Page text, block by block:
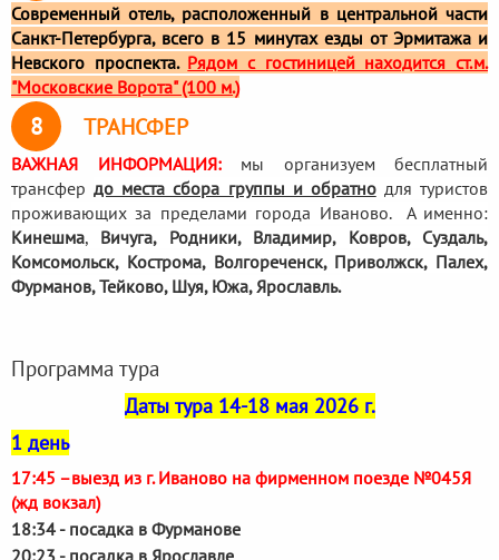
Современный отель, расположенный в центральной части
Санкт-Петербурга, всего в 15 минутах езды от Эрмитажа и
Невского проспекта. Рядом с гостиницей находится ст.м.
"Московские Ворота" (100 м.)
8 ТРАНСФЕР
ВАЖНАЯ ИНФОРМАЦИЯ:мы организуем бесплатный
трансфердо места сбора группы и обратнодля туристов
проживающих за пределами города Иваново. А именно:
Кинешма, Вичуга, Родники, Владимир, Ковров, Суздаль,
Комсомольск, Кострома, Волгореченск, Приволжск, Палех,
Фурманов, Тейково, Шуя, Южа, Ярославль.
Программа тура
Даты тура 14-18 мая 2026 г.
1 день
17:45 –выезд из г. Иваново на фирменном поезде №045Я
(жд вокзал)
18:34 - посадка в Фурманове
20:23 - посадка в Ярославле